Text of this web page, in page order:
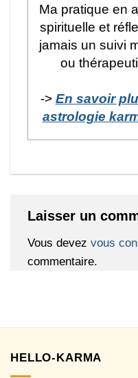
Ma pratique en
spirituelle et
jamais un suivi
ou
-> En savoir
astrologie
Laisser un
Vous devez vous
commentaire.
HELLO-KARMA